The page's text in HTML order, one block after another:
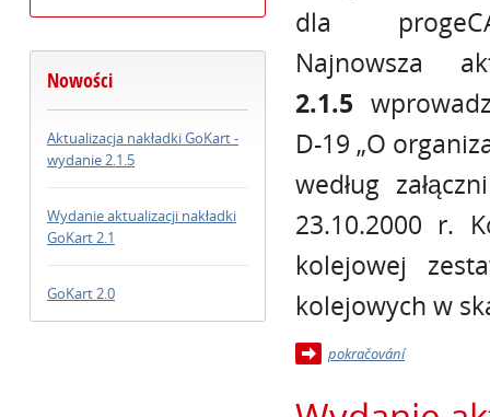
dla
Najnowsza
2.1.5
D-19 „O
według
23.10.2000 r.
kolejowej
kolejowych w
pokračování
Nowości
Aktualizacja nakładki GoKart -
wydanie 2.1.5
Wydanie aktualizacji nakładki
GoKart 2.1
GoKart 2.0